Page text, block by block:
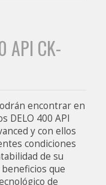
API CK-
encontrar en
DELO 400 API
y con ellos
condiciones
de su
que
de